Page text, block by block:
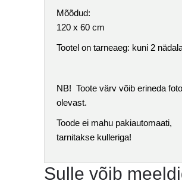
Mõõdud:
120 x 60 cm
Tootel on tarneaeg: kuni 2
NB! Toote värv võib erineda
olevast.
Toode ei mahu pakiautomaati,
tarnitakse kulleriga!
Sulle võib